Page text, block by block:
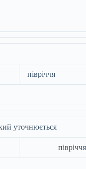
півріччя
уточнюється
півріччя